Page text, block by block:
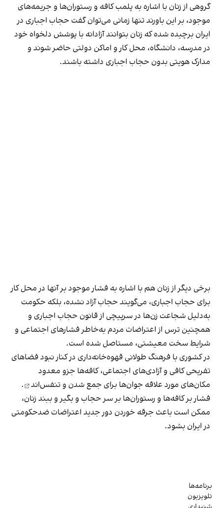
گروهی از زنان با اشاره به پلمب کافه و رستوران‌ها و جریمه‌های
موجود، بر این باورند تنها زمانی می‌توان گفت حجاب اجباری در
ایران برچیده شده که زنان بتوانند آزادانه با پوشش دلخواه خود
در مدرسه، دانشگاه، محل کار و اماکن دولتی حاضر شوند و
مدارک هویتی بدون حجاب اجباری داشته باشند.
برخی دیگر از زنان هم با اشاره به فشار موجود بر آنها در محل کار
برای حجاب اجباری، می‌گویند حجاب آزاد نشده، بلکه حکومت
به‌دلیل شجاعت زن‌ها در سرپیچی از قانون حجاب اجباری و
همچنین ترس از اعتراضات مردم به‌خاطر فشارهای اجتماعی و
شرایط سخت معیشتی، مستاصل شده است.
در کشوری با فرهنگ طولانی قهوه‌‌خانه‌داری در کنار نبود فضاهای
تفریحی کافی و آزادی‌های اجتماعی، کافه‌ها جزو معدود
مکان‌های مورد علاقه جوان‌ها برای جمع شدن و تنفس‌اند
.
فشار بر کافه‌ها و رستوران‌ها بر سر حجاب و بگیر و ببند زنان،
ممکن است باعث جرقه خوردن دور جدید اعتراضات ضدحکومتی
در ایران بشود.
برنامه‌ها
تلویزیون